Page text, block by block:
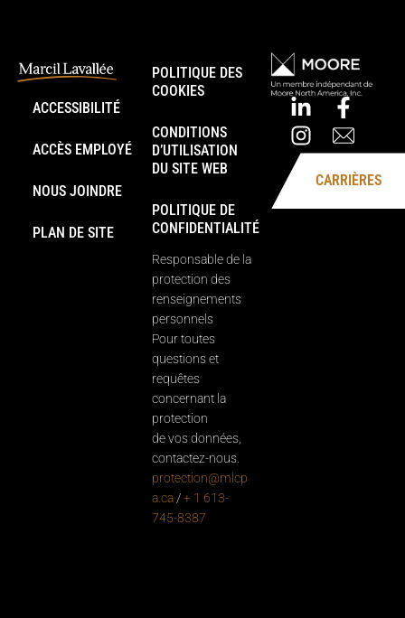
ACCESSIBILITÉ
ACCÈS EMPLOYÉ
NOUS JOINDRE
PLAN DE SITE
POLITIQUE DES
COOKIES
CONDITIONS
D’UTILISATION
DU SITE WEB
POLITIQUE DE
CONFIDENTIALITÉ
Responsable de la
protection des
renseignements
personnels
Pour toutes
questions et
requêtes
concernant la
protection
de vos données,
contactez-nous.
protection@mlcp
a.ca /+ 1 613-
745-8387
CARRIÈRES